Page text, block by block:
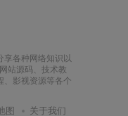
享各种网络知识以
站源码、技术教
、影视资源等各个
图 关于我们